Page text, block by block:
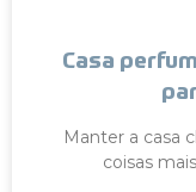
Casa
Manter a casa
coisas